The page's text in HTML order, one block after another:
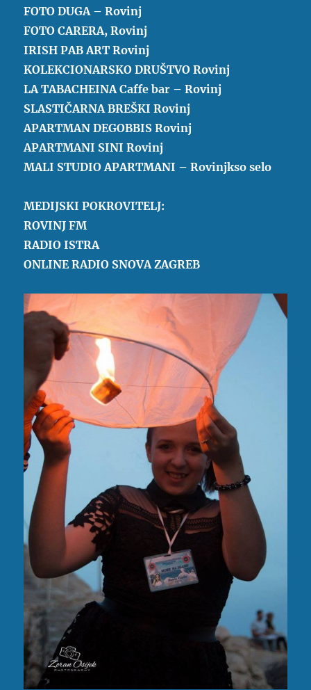
FOTO DUGA – Rovinj
FOTO CARERA, Rovinj
IRISH PAB ART Rovinj
KOLEKCIONARSKO DRUŠTVO Rovinj
LA TABACHEINA Caffe bar – Rovinj
SLASTIČARNA BREŠKI Rovinj
APARTMAN DEGOBBIS Rovinj
APARTMANI SINI Rovinj
MALI STUDIO APARTMANI – Rovinjkso selo
MEDIJSKI POKROVITELJ:
ROVINJ FM
RADIO ISTRA
ONLINE RADIO SNOVA ZAGREB